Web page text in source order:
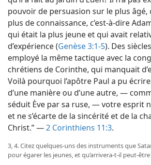
pouvoir de persuasion sur le plus âgé,
plus de connaissance, c’est-à-dire
qui était la plus jeune et qui avait
d’expérience (Genèse 3:1-5). Des
employé la même tactique avec la
chrétiens de Corinthe, qui manquait
Voilà pourquoi l’apôtre Paul a pu écrire:
d’une manière ou d’une autre, —
séduit Ève par sa ruse, — votre esprit
et ne s’écarte de la sincérité et de la
Christ.” —2 Corinthiens 11:3.
3, 4. Citez quelques-uns des instruments que
pour égarer les jeunes, et qu’arrivera-​t-​il peut-être